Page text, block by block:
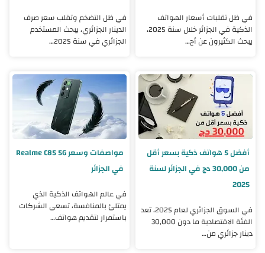
في ظل تقلبات أسعار الهواتف
الذكية في الجزائر خلال سنة 2025،
يبحث الكثيرون عن أج…
في ظل التضخم وتقلب سعر صرف
الدينار الجزائري، يبحث المستخدم
الجزائري في سنة 2025…
أفضل 5 هواتف ذكية بسعر أقل
من 30,000 دج في الجزائر لسنة
2025
في السوق الجزائري لعام 2025، تعد
الفئة الاقتصادية ما دون 30,000
دينار جزائري من…
مواصفات وسعر Realme C85 5G
في الجزائر
في عالم الهواتف الذكية الذي
يمتلئ بالمنافسة، تسعى الشركات
باستمرار لتقديم هواتف…